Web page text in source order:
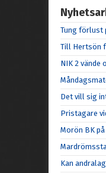
Tung förlust
Till Hertsön
NIK 2 vände
Det vill sig
Pristagare
Morön BK
Kan